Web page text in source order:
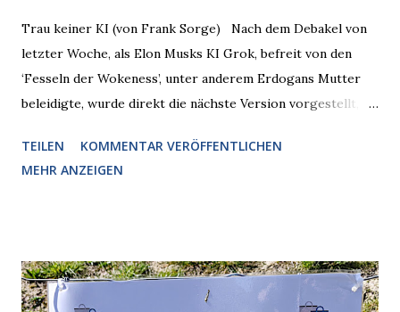
Trau keiner KI (von Frank Sorge) Nach dem Debakel von
letzter Woche, als Elon Musks KI Grok, befreit von den
‘Fesseln der Wokeness’, unter anderem Erdogans Mutter
beleidigte, wurde direkt die nächste Version vorgestellt,
radikalisierte, weil sie ohnehin kurz vor dem Austausch
stand. Das ist sogar recht logisch, aber nicht, um den
unauffälliger machen muss, damit die KI rechtslastig
argumentiert. So wird jetzt berichtet, dass der neue Grok
TEILEN
KOMMENTAR VERÖFFENTLICHEN
MEHR ANZEIGEN